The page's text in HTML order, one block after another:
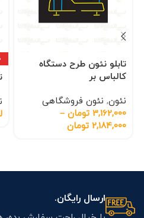
تابلو نئون طرح دستگاه
کالباس بر
نئون, نئون فروشگاهی
3,162,000 تومان –
2,184,000 تومان
ارسال رایگان.